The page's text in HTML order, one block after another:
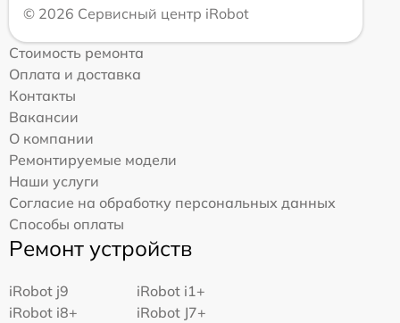
© 2026 Сервисный центр iRobot
Стоимость ремонта
Оплата и доставка
Контакты
Вакансии
О компании
Ремонтируемые модели
Наши услуги
Согласие на обработку персональных данных
Способы оплаты
Ремонт устройств
iRobot j9
iRobot i1+
iRobot i8+
iRobot J7+